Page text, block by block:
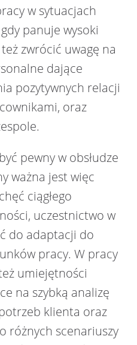
w sytuacjach
panuje wysoki
zwrócić uwagę na
dające
pozytywnych relacji
oraz
pewny w obsłudze
ważna jest więc
ciągłego
uczestnictwo w
do adaptacji do
pracy. W pracy
umiejętności
na szybką analizę
klienta oraz
różnych scenariuszy